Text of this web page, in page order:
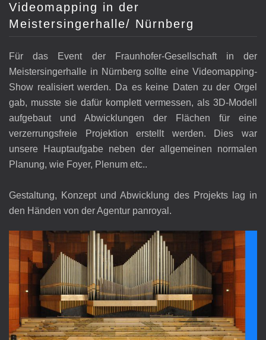
Videomapping in der
Meistersingerhalle/ Nürnberg
Für das Event der Fraunhofer-Gesellschaft in der
Meistersingerhalle in Nürnberg sollte eine Videomapping-
Show realisiert werden. Da es keine Daten zu der Orgel
gab, musste sie dafür komplett vermessen, als 3D-Modell
aufgebaut und Abwicklungen der Flächen für eine
verzerrungsfreie Projektion erstellt werden. Dies war
unsere Hauptaufgabe neben der allgemeinen normalen
Planung, wie Foyer, Plenum etc..
Gestaltung, Konzept und Abwicklung des Projekts lag in
den Händen von der Agentur panroyal.